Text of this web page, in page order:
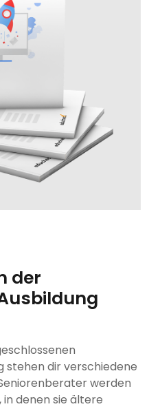
der
stehen dir verschiedene
werden
denen sie ältere